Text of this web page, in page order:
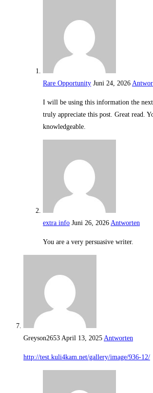
Rare Opportunity Juni 24, 2026
I will be using this information the
truly appreciate this post. Great read.
knowledgeable.
extra info Juni 26, 2026 Antworten
You are a very persuasive writer.
Greyson2653 April 13, 2025 Antworten
http://test.kuli4kam.net/gallery/image/936-12/